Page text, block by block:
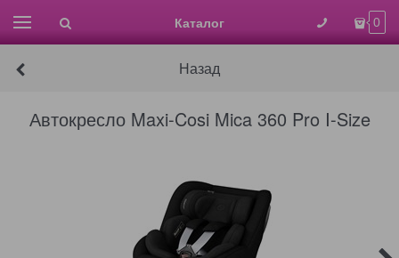
Каталог 0
Назад
Автокресло Maxi-Cosi Mica 360 Pro I-Size